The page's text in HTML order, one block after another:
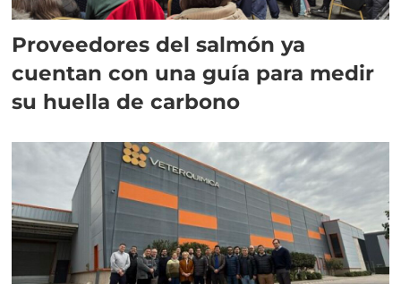
Proveedores del salmón ya
cuentan con una guía para medir
su huella de carbono